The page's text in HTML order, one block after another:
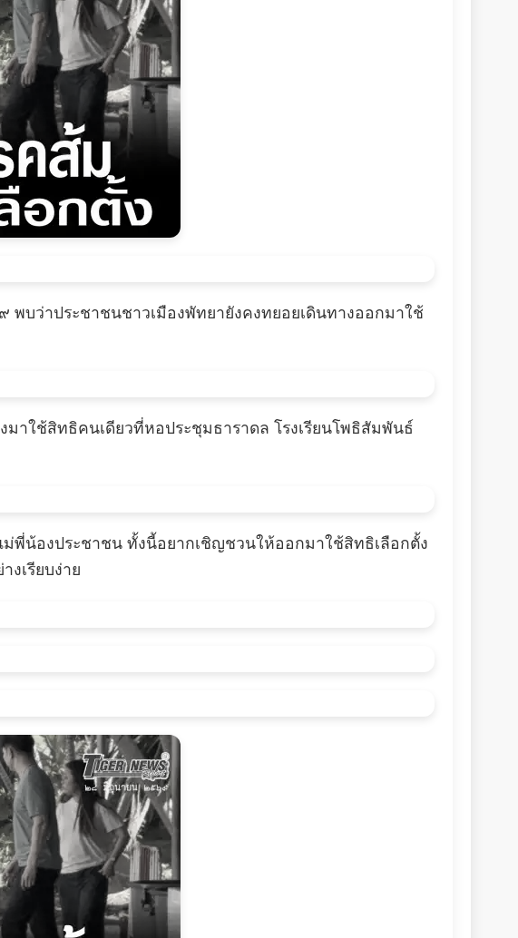
บว่าประชาชนชาวเมืองพัทยายังคงทยอยเดินทางออกมาใช้
าใช้สิทธิคนเดียวที่หอประชุมธาราดล โรงเรียนโพธิสัมพันธ์
พี่น้องประชาชน ทั้งนี้อยากเชิญชวนให้ออกมาใช้สิทธิเลือกตั้ง
งเรียบง่าย